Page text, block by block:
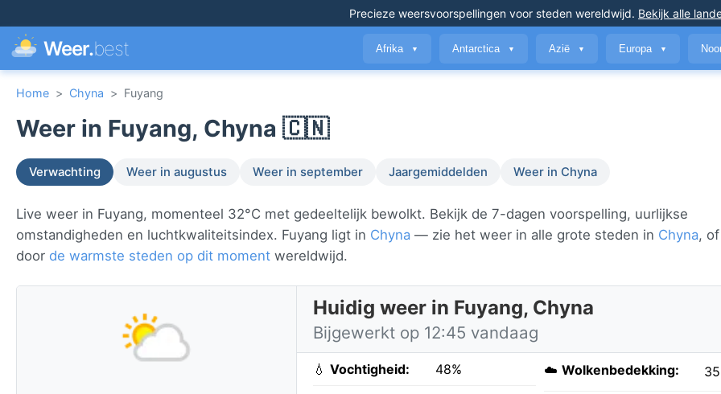
Precieze weersvoorspellingen voor steden wereldwijd. Bekijk alle
Weer.best Afrika ▼ Antarctica ▼ Azië ▼ Europa ▼
Home > Chyna > Fuyang
Weer in Fuyang, Chyna 🇨🇳
Verwachting Weer in augustus Weer in september Jaargemiddelden Weer in Chyna
Live weer in Fuyang, momenteel 32°C met gedeeltelijk bewolkt. Bekijk de 7-dagen voorspelling, uurlijkse
omstandigheden en luchtkwaliteitsindex. Fuyang ligt in Chyna — zie het weer in alle grote steden in Chyna,
door de warmste steden op dit moment wereldwijd.
Huidig weer in Fuyang, Chyna
Bijgewerkt op 12:45 vandaag
💧 Vochtigheid: 48% ☁️ Wolkenbedekking: